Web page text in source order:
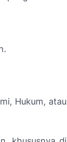
Hukum, atau